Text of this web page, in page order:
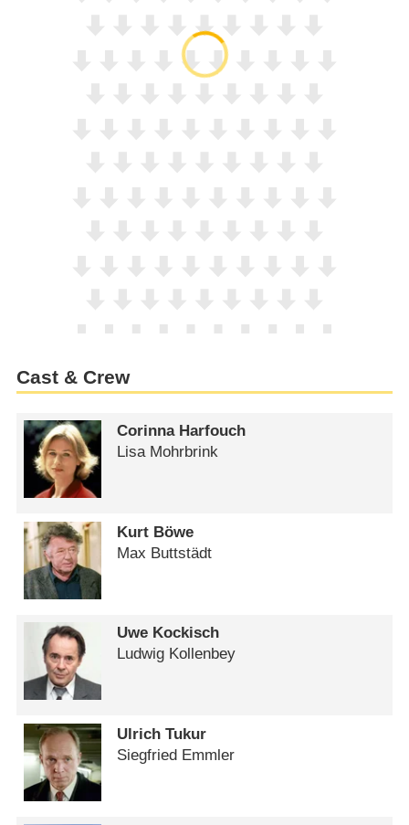
Cast & Crew
Corinna Harfouch
Lisa Mohrbrink
Kurt Böwe
Max Buttstädt
Uwe Kockisch
Ludwig Kollenbey
Ulrich Tukur
Siegfried Emmler